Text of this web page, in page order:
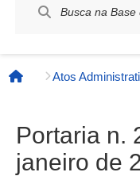
Página inicial
Atos
Portaria n.
janeiro de